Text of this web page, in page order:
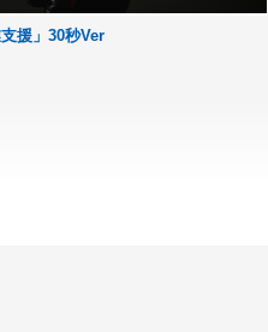
援」30秒Ver